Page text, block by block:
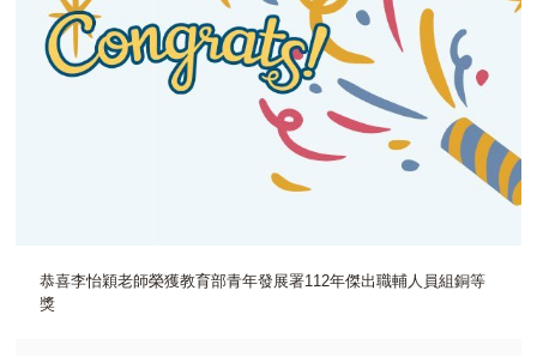
恭喜李怡穎老師榮獲教育部青年發展署112年傑出職輔人員組銅等
獎